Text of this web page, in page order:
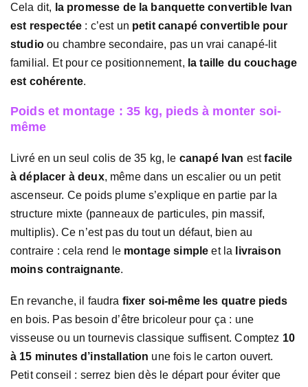
Cela dit, la promesse de la banquette convertible Ivan
est respectée : c’est un petit canapé convertible pour
studioou chambre secondaire, pas un vrai canapé-lit
familial. Et pour ce positionnement, la taille du couchage
est cohérente.
Poids et montage : 35 kg, pieds à monter soi-
même
Livré en un seul colis de 35 kg, le canapé Ivan estfacile
à déplacer à deux, même dans un escalier ou un petit
ascenseur. Ce poids plume s’explique en partie par la
structure mixte (panneaux de particules, pin massif,
multiplis). Ce n’est pas du tout un défaut, bien au
contraire : cela rend le montage simple et la
livraison
moins contraignante.
En revanche, il faudra fixer soi-même les quatre pieds
en bois. Pas besoin d’être bricoleur pour ça : une
visseuse ou un tournevis classique suffisent. Comptez 10
à 15 minutes d’installation une fois le carton ouvert.
Petit conseil : serrez bien dès le départ pour éviter que